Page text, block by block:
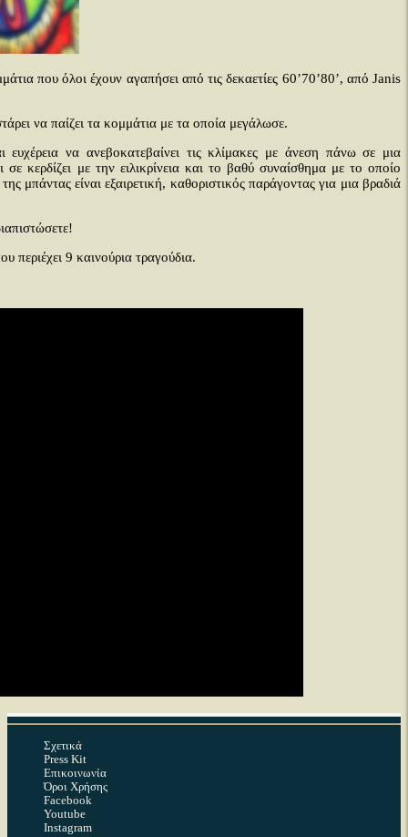
που όλοι έχουν αγαπήσει από τις δεκαετίες 60’70’80’, από Janis
να παίζει τα κομμάτια με τα οποία μεγάλωσε.
να ανεβοκατεβαίνει τις κλίμακες με άνεση πάνω σε μια
κερδίζει με την ειλικρίνεια και το βαθύ συναίσθημα με το οποίο
μπάντας είναι εξαιρετική, καθοριστικός παράγοντας για μια βραδιά
9 καινούρια τραγούδια.
Σχετικά
Press Kit
Επικοινωνία
Όροι Χρήσης
Facebook
Youtube
Instagram